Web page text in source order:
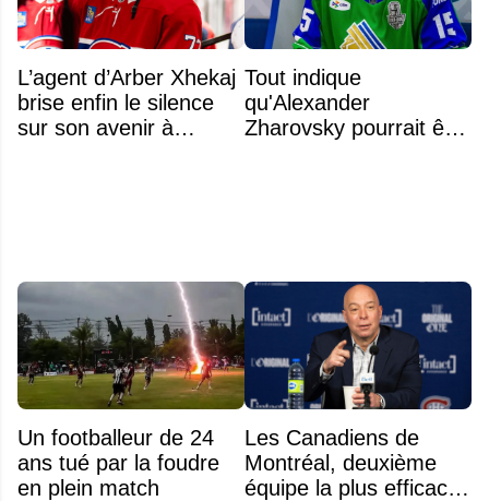
L’agent d’Arber Xhekaj
brise enfin le silence
sur son avenir à
Tout indique
qu'Alexander
Zharovsky pourrait être
Un footballeur de 24
ans tué par la foudre
en plein match
Les Canadiens de
Montréal, deuxième
équipe la plus efficace